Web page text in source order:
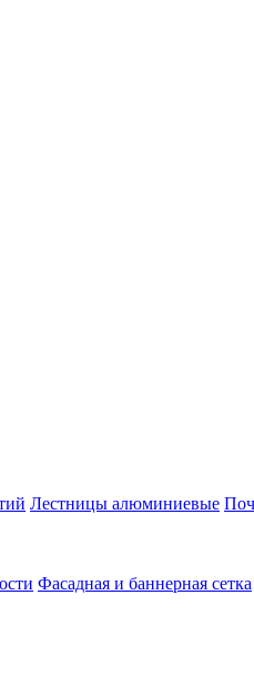
Лестницы алюминиевые
Фасадная и баннерная сетка